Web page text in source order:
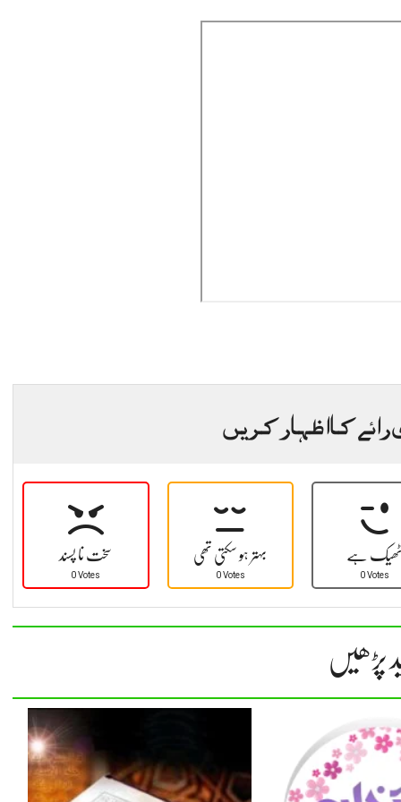
کا اظہار کریں
سخت نا پسند
0 Votes
بہتر ہو سکتی تھی
0 Votes
ہے
0 Votes
پڑھیں